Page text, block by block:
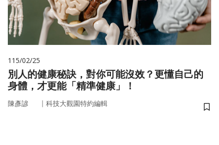
115/02/25
別人的健康秘訣，對你可能沒效？更懂自己的
身體，才更能「精準健康」！
陳彥諺 ｜ 科技大觀園特約編輯
儲